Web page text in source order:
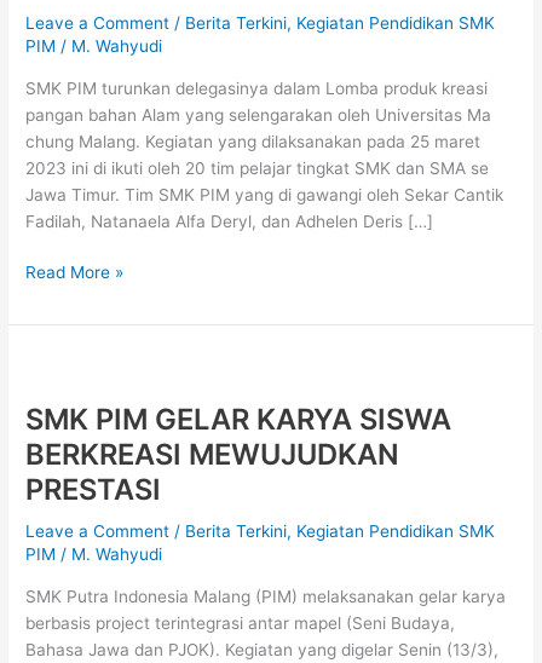
Leave a Comment / Berita Terkini, Kegiatan Pendidikan SMK
PIM / M. Wahyudi
SMK PIM turunkan delegasinya dalam Lomba produk kreasi
pangan bahan Alam yang selengarakan oleh Universitas Ma
chung Malang. Kegiatan yang dilaksanakan pada 25 maret
2023 ini di ikuti oleh 20 tim pelajar tingkat SMK dan SMA se
Jawa Timur. Tim SMK PIM yang di gawangi oleh Sekar Cantik
Fadilah, Natanaela Alfa Deryl, dan Adhelen Deris […]
Kreasi
Pangan
Alam
Tingkat
Jawa
Timur
Read More »
SMK PIM GELAR KARYA SISWA
BERKREASI MEWUJUDKAN
PRESTASI
Leave a Comment / Berita Terkini, Kegiatan Pendidikan SMK
PIM / M. Wahyudi
SMK Putra Indonesia Malang (PIM) melaksanakan gelar karya
berbasis project terintegrasi antar mapel (Seni Budaya,
Bahasa Jawa dan PJOK). Kegiatan yang digelar Senin (13/3),
GELAR
KARYA
SISWA
BERKREASI
MEWUJUDKAN
PRESTASI